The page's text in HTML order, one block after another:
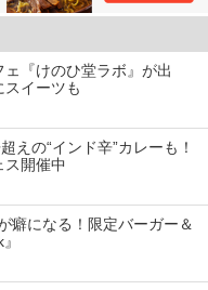
『けのひ堂ラボ』が出
スイーツも
えの“インド辛”カレーも！
ス開催中
癖になる！限定バーガー＆